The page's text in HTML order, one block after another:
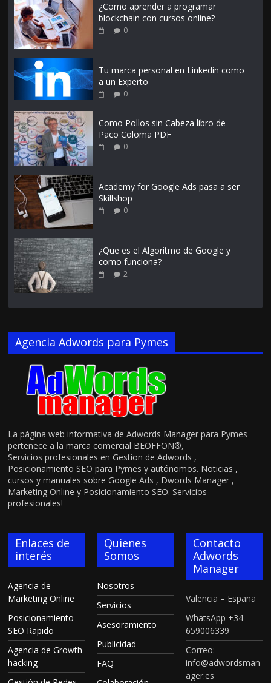
¿Como aprender a programar
blockchain con cursos online?
0
Tu marca personal en Linkedin como
a un Experto
0
Como Pollos sin Cabeza libro de
Paco Coloma PDF
0
Academy for Google Ads pasa a ser
Skillshop
0
¿Que es el Algoritmo de Google y
como funciona?
2
Agencia Adwords para Pymes
La página web informativa de Adwords Manager para Pymes
pertenece a la marca comercial BEOFFON®,
Servicios profesionales en Gestion de Adwords ,
Posicionamiento SEO para Pymes y autónomos. Noticias ,
cursos y manuales sobre Google Ads , Dwords Manager ,
Marketing Online y Posicionamiento SEO. Servicios
profesionales!
Enlaces de
interés
Agencia de
Marketing Online
Posicionamiento
SEO Rapido
Agencia de Growth
hacking
Quienes
Somos
Nosotros
Servicios
Asesoramiento
Publicidad
FAQ
Contacto
Adwords
Manager
Valencia – España
WhatsApp +34
659006339
Correo:
info@adwordsman
ager.es